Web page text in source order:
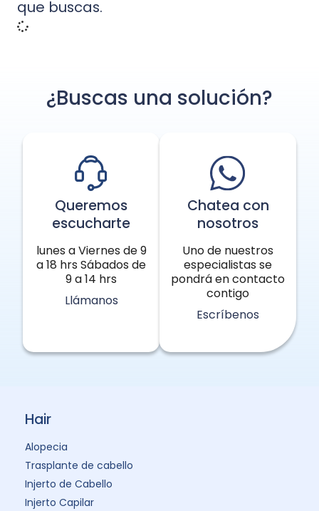
que buscas.
¿Buscas una solución?
Queremos
escucharte
lunes a Viernes de 9
a 18 hrs Sábados de
9 a 14 hrs
Llámanos
Chatea con
nosotros
Uno de nuestros
especialistas se
pondrá en contacto
contigo
Escríbenos
Hair
Alopecia
Trasplante de cabello
Injerto de Cabello
Injerto Capilar